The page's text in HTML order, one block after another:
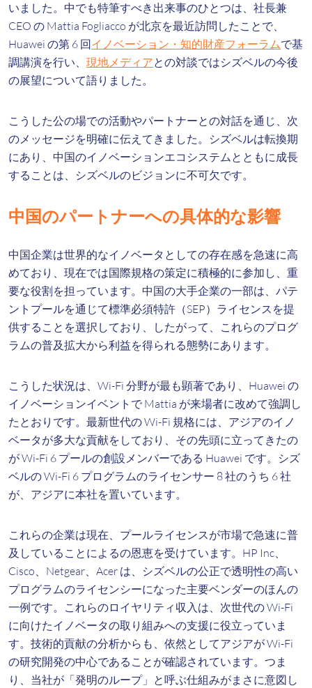
いました。中でも特筆すべき出来事のひとつは、社長兼
CEO の Mattia Fogliacco が北京を最近訪問したことで、
Huawei の第 6 回イノベーション・知的財産フォーラムで基
調講演を行い、 現地メディアとの対談ではシズベルの今後
の展望について語りました。
こうした公の場での活動やパートナーとの対話を通じ、次
のメッセージを明確に伝えてきました。シズベルは転換期
にあり、中国のイノベーションエコシステムとともに成長
することは、シズベルのビジョンに不可欠です。
中国のパートナーへの具体的な影響
中国企業は世界的なイノベータとしての存在感を急速に高
めており、現在では国際規格の策定に積極的に参加し、重
要な役割を担っています。中国の大手企業の一部は、パテ
ントプールを通じて標準必須特許（SEP）ライセンスを提
供することを選択しており、したがって、これらのプログ
ラムの普及拡大から利益を得られる態勢にあります。
こうした状況は、Wi-Fi 分野が最も顕著であり、Huawei の
イノベーションイベントで Mattia が来場者に改めて強調し
たとおりです。最新世代の Wi-Fi 規格には、アジアのイノ
ベータが多大な貢献をしており、その先頭に立ってきたの
が Wi-Fi 6 プールの創設メンバーである Huawei です。シズ
ベルの Wi-Fi 6 プログラムのライセンサー 8 社のうち 6 社
が、アジアに本社を置いています。
これらの企業は現在、プールライセンスが市場で急速に普
及していることによるの恩恵を受けています。HP Inc、
Cisco、Netgear、Acer は、シズベルの公正で透明性の高い
プログラムのライセンシーになった主要ベンダーのほんの
一例です。これらのロイヤリティ収入は、次世代の Wi-Fi
に向けたイノベータの取り組みへの支援に役立っていま
す。技術的貢献の分析からも、依然としてアジアが Wi-Fi
の研究開発の中心であることが確認されています。つま
り、当社が「発明のループ」と呼ぶ仕組みがまさに意図し